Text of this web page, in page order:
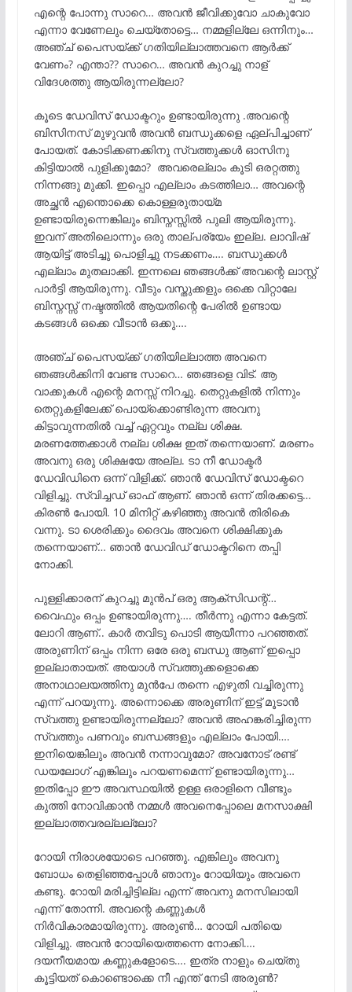
എന്റെ പോന്നു സാറെ… അവൻ ജീവിക്കുവോ ചാകുവോ
എന്നാ വേണേലും ചെയ്തോട്ടെ… നമ്മളില്ലേ ഒന്നിനും…
അഞ്ച് പൈസയ്ക്ക് ഗതിയില്ലാത്തവനെ ആർക്ക്
വേണം? എന്താ?? സാറെ… അവൻ കുറച്ചു നാള്
വിദേശത്തു ആയിരുന്നല്ലോ?
കൂടെ ഡേവിസ് ഡോക്ടറും ഉണ്ടായിരുന്നു .അവന്റെ
ബിസിനസ് മുഴുവൻ അവൻ ബന്ധുക്കളെ ഏല്പിച്ചാണ്
പോയത്. കോടിക്കണക്കിനു സ്വത്തുക്കൾ ഓസിനു
കിട്ടിയാൽ പുളിക്കുമോ? അവരെല്ലാം കൂടി ഒരറ്റത്തു
നിന്നങ്ങു മുക്കി. ഇപ്പൊ എല്ലാം കടത്തിലാ… അവന്റെ
അച്ഛൻ എന്തൊക്കെ കൊള്ളരുതായ്മ
ഉണ്ടായിരുന്നെങ്കിലും ബിസ്നസ്സിൽ പുലി ആയിരുന്നു.
ഇവന് അതിലൊന്നും ഒരു താല്പര്യേം ഇല്ല. ലാവിഷ്
ആയിട്ട് അടിച്ചു പൊളിച്ചു നടക്കണം…. ബന്ധുക്കൾ
എല്ലാം മുതലാക്കി. ഇന്നലെ ഞങ്ങൾക്ക് അവന്റെ ലാസ്റ്റ്
പാർട്ടി ആയിരുന്നു. വീടും വസ്തുക്കളും ഒക്കെ വിറ്റാലേ
ബിസ്നസ്സ് നഷ്ടത്തിൽ ആയതിന്റെ പേരിൽ ഉണ്ടായ
കടങ്ങൾ ഒക്കെ വീടാൻ ഒക്കു….
അഞ്ച് പൈസയ്ക്ക് ഗതിയില്ലാത്ത അവനെ
ഞങ്ങൾക്കിനി വേണ്ട സാറെ… ഞങ്ങളെ വിട്. ആ
വാക്കുകൾ എന്റെ മനസ്സ് നിറച്ചു. തെറ്റുകളിൽ നിന്നും
തെറ്റുകളിലേക്ക് പൊയ്ക്കൊണ്ടിരുന്ന അവനു
കിട്ടാവുന്നതിൽ വച്ച് ഏറ്റവും നല്ല ശിക്ഷ.
മരണത്തേക്കാൾ നല്ല ശിക്ഷ ഇത് തന്നെയാണ്. മരണം
അവനു ഒരു ശിക്ഷയേ അല്ല. ടാ നീ ഡോക്ടർ
ഡേവിഡിനെ ഒന്ന് വിളിക്ക്. ഞാൻ ഡേവിസ് ഡോക്ടറെ
വിളിച്ചു. സ്വിച്ചഡ് ഓഫ് ആണ്. ഞാൻ ഒന്ന് തിരക്കട്ടെ…
കിരൺ പോയി. 10 മിനിറ്റ് കഴിഞ്ഞു അവൻ തിരികെ
വന്നു. ടാ ശെരിക്കും ദൈവം അവനെ ശിക്ഷിക്കുക
തന്നെയാണ്… ഞാൻ ഡേവിഡ് ഡോക്ടറിനെ തപ്പി
നോക്കി.
പുള്ളിക്കാരന് കുറച്ചു മുൻപ് ഒരു ആക്‌സിഡന്റ്…
വൈഫും ഒപ്പം ഉണ്ടായിരുന്നു…. തീർന്നു എന്നാ കേട്ടത്.
ലോറി ആണ്.. കാർ തവിടു പൊടി ആയീന്നാ പറഞ്ഞത്.
അരുണിന് ഒപ്പം നിന്ന ഒരേ ഒരു ബന്ധു ആണ് ഇപ്പൊ
ഇല്ലാതായത്. അയാൾ സ്വത്തുക്കളൊക്കെ
അനാഥാലയത്തിനു മുൻപേ തന്നെ എഴുതി വച്ചിരുന്നു
എന്ന് പറയുന്നു. അന്നൊക്കെ അരുണിന് ഇട്ട് മൂടാൻ
സ്വത്തു ഉണ്ടായിരുന്നല്ലോ? അവൻ അഹങ്കരിച്ചിരുന്ന
സ്വത്തും പണവും ബന്ധങ്ങളും എല്ലാം പോയി….
ഇനിയെങ്കിലും അവൻ നന്നാവുമോ? അവനോട് രണ്ട്
ഡയലോഗ് എങ്കിലും പറയണമെന്ന് ഉണ്ടായിരുന്നു…
ഇതിപ്പോ ഈ അവസ്ഥയിൽ ഉള്ള ഒരാളിനെ വീണ്ടും
കുത്തി നോവിക്കാൻ നമ്മൾ അവനെപ്പോലെ മനസാക്ഷി
ഇല്ലാത്തവരല്ലല്ലോ?
റോയി നിരാശയോടെ പറഞ്ഞു. എങ്കിലും അവനു
ബോധം തെളിഞ്ഞപ്പോൾ ഞാനും റോയിയും അവനെ
കണ്ടു. റോയി മരിച്ചിട്ടില്ല എന്ന് അവനു മനസിലായി
എന്ന് തോന്നി. അവന്റെ കണ്ണുകൾ
നിർവികാരമായിരുന്നു. അരുൺ… റോയി പതിയെ
വിളിച്ചു. അവൻ റോയിയെത്തന്നെ നോക്കി….
ദയനീയമായ കണ്ണുകളോടെ…. ഇത്ര നാളും ചെയ്തു
കൂട്ടിയത് കൊണ്ടൊക്കെ നീ എന്ത് നേടി അരുൺ?